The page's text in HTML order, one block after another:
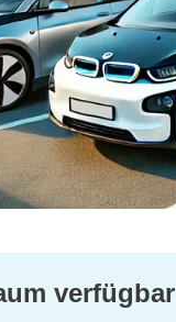
verfügbar